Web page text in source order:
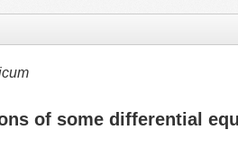
of some differential